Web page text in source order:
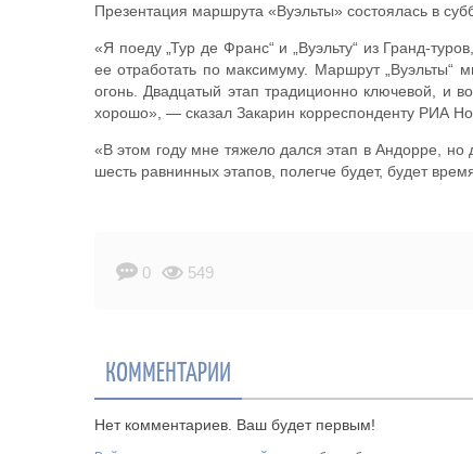
Презентация маршрута «Вуэльты» состоялась в
«Я поеду „Тур де Франс“ и „Вуэльту“ из Гранд-
ее отработать по максимуму. Маршрут „Вуэльты“
огонь. Двадцатый этап традиционно ключевой, и
хорошо», — сказал Закарин корреспонденту РИА
«В этом году мне тяжело дался этап в Андорре,
шесть равнинных этапов, полегче будет, будет
0 549
КОММЕНТАРИИ
Нет комментариев. Ваш будет первым!